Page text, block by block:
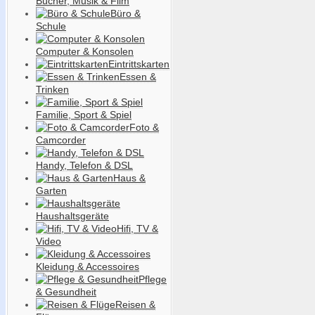
Büro &
Schule
Computer & Konsolen
Eintrittskarten
Essen &
Trinken
Familie, Sport & Spiel
Foto &
Camcorder
Handy, Telefon & DSL
Haus &
Garten
Haushaltsgeräte
Hifi, TV &
Video
Kleidung & Accessoires
Pflege
& Gesundheit
Reisen &